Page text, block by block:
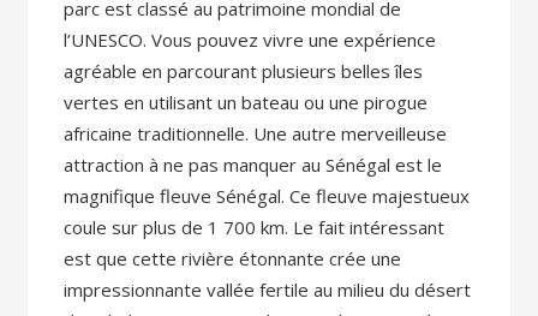
parc est classé au patrimoine mondial de
l’UNESCO. Vous pouvez vivre une expérience
agréable en parcourant plusieurs belles îles
vertes en utilisant un bateau ou une pirogue
africaine traditionnelle. Une autre merveilleuse
attraction à ne pas manquer au Sénégal est le
magnifique fleuve Sénégal. Ce fleuve majestueux
coule sur plus de 1 700 km. Le fait intéressant
est que cette rivière étonnante crée une
impressionnante vallée fertile au milieu du désert